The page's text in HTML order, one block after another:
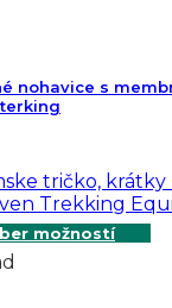
nohavice s
možností